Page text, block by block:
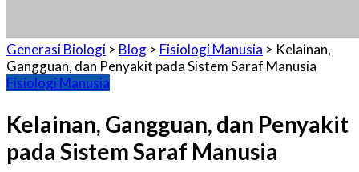
Generasi Biologi > Blog > Fisiologi Manusia > Kelainan,
Gangguan, dan Penyakit pada Sistem Saraf Manusia
Fisiologi Manusia
Kelainan, Gangguan, dan Penyakit
pada Sistem Saraf Manusia